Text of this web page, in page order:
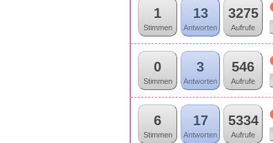
1
Stimmen
13
Antworten
3275
Aufrufe
0
Stimmen
3
Antworten
546
Aufrufe
6
Stimmen
17
Antworten
5334
Aufrufe